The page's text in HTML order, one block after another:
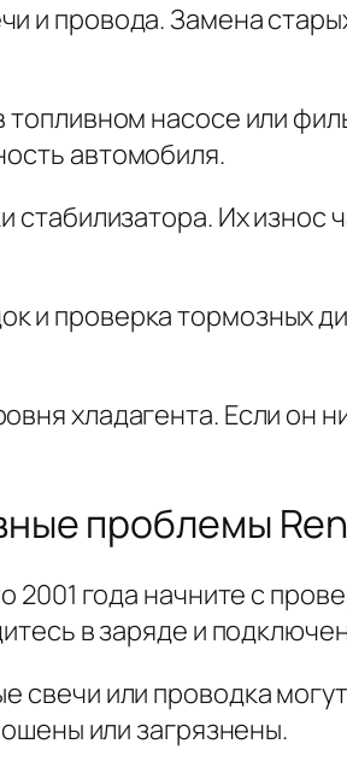
и провода. Замена
насосе или
автомобиля.
Их износ
и проверка тормозных
хладагента. Если он
проблемы
года начните с
в заряде и
или проводка
или загрязнены.